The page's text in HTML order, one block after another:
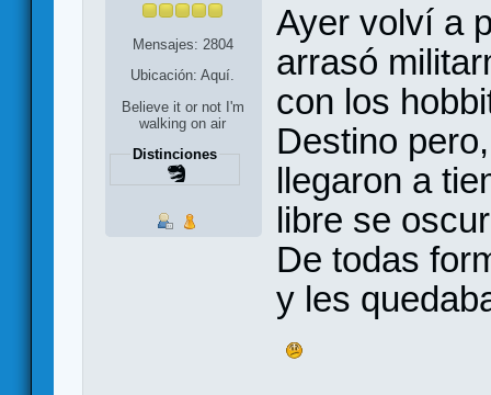
Mensajes: 2804
Ubicación: Aquí.
Believe it or not I'm
walking on air
Distinciones
Ayer volví a
arrasó
con los
Destino
llegaron a
libre se
De todas
y les